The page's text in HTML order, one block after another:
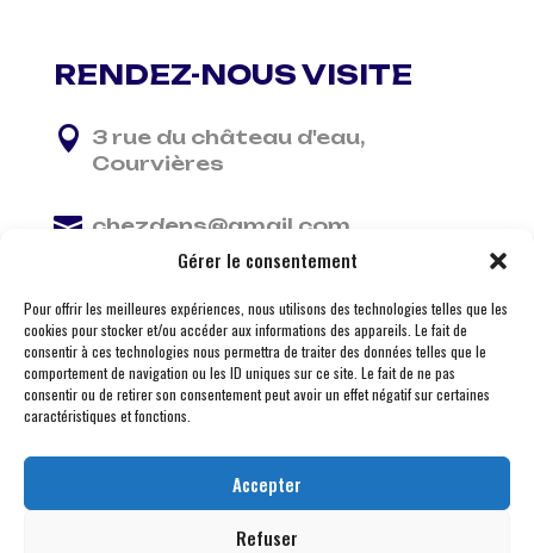
Gérer le consentement
Pour offrir les meilleures expériences, nous utilisons des technologies telles que les
cookies pour stocker et/ou accéder aux informations des appareils. Le fait de
consentir à ces technologies nous permettra de traiter des données telles que le
comportement de navigation ou les ID uniques sur ce site. Le fait de ne pas
consentir ou de retirer son consentement peut avoir un effet négatif sur certaines
caractéristiques et fonctions.
Accepter
Refuser
RENDEZ-NOUS VISITE
 3 rue du château d'eau,
Courvières
 chezdens@gmail.com